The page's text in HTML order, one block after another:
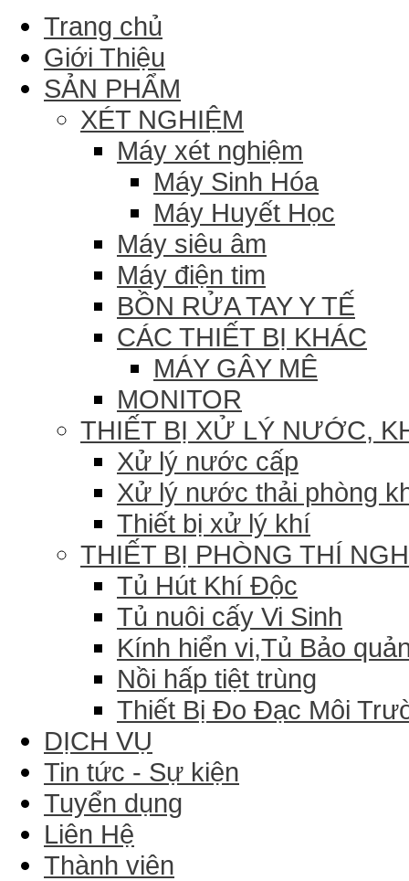
Trang chủ
Giới Thiệu
SẢN PHẨM
XÉT NGHIỆM
Máy xét nghiệm
Máy Sinh Hóa
Máy Huyết Học
Máy siêu âm
Máy điện tim
BỒN RỬA TAY Y TẾ
CÁC THIẾT BỊ KHÁC
MÁY GÂY MÊ
MONITOR
THIẾT BỊ XỬ LÝ NƯỚC,
Xử lý nước cấp
Xử lý nước thải phòng
Thiết bị xử lý khí
THIẾT BỊ PHÒNG THÍ
Tủ Hút Khí Độc
Tủ nuôi cấy Vi Sinh
Kính hiển vi,Tủ Bảo
Nồi hấp tiệt trùng
Thiết Bị Đo Đạc Môi
DỊCH VỤ
Tin tức - Sự kiện
Tuyển dụng
Liên Hệ
Thành viên